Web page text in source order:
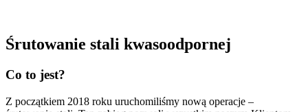
Śrutowanie stali kwasoodpornej
Co to jest?
Z początkiem 2018 roku uruchomiliśmy nową operacje –